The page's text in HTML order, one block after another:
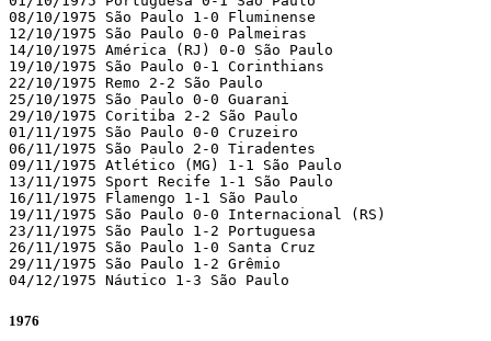
08/10/1975 São Paulo 1-0 Fluminense
12/10/1975 São Paulo 0-0 Palmeiras
14/10/1975 América (RJ) 0-0 São Paulo
19/10/1975 São Paulo 0-1 Corinthians
22/10/1975 Remo 2-2 São Paulo
25/10/1975 São Paulo 0-0 Guarani
29/10/1975 Coritiba 2-2 São Paulo
01/11/1975 São Paulo 0-0 Cruzeiro
06/11/1975 São Paulo 2-0 Tiradentes
09/11/1975 Atlético (MG) 1-1 São Paulo
13/11/1975 Sport Recife 1-1 São Paulo
16/11/1975 Flamengo 1-1 São Paulo
19/11/1975 São Paulo 0-0 Internacional (RS)
23/11/1975 São Paulo 1-2 Portuguesa
26/11/1975 São Paulo 1-0 Santa Cruz
29/11/1975 São Paulo 1-2 Grêmio
04/12/1975 Náutico 1-3 São Paulo
1976